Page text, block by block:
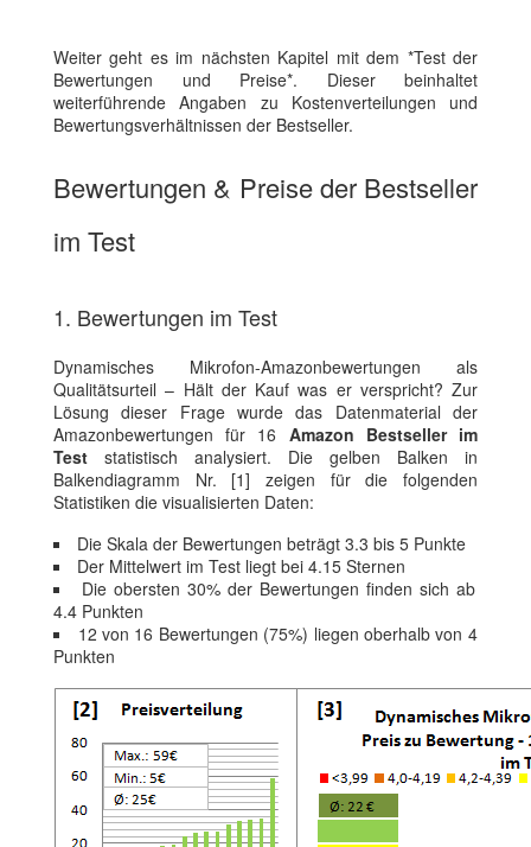
Weiter geht es im nächsten Kapitel mit dem *Test der
Bewertungen und Preise*. Dieser beinhaltet
weiterführende Angaben zu Kostenverteilungen und
Bewertungsverhältnissen der Bestseller.
Bewertungen & Preise der Bestseller
im Test
1. Bewertungen im Test
Dynamisches Mikrofon-Amazonbewertungen als
Qualitätsurteil – Hält der Kauf was er verspricht? Zur
Lösung dieser Frage wurde das Datenmaterial der
Amazonbewertungen für 16 Amazon Bestseller im
Test statistisch analysiert. Die gelben Balken in
Balkendiagramm Nr. [1] zeigen für die folgenden
Statistiken die visualisierten Daten:
Die Skala der Bewertungen beträgt 3.3 bis 5 Punkte
Der Mittelwert im Test liegt bei 4.15 Sternen
Die obersten 30% der Bewertungen finden sich ab
4.4 Punkten
12 von 16 Bewertungen (75%) liegen oberhalb von 4
Punkten